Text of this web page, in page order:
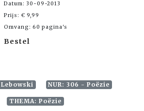
Datum: 30-09-2013
Prijs: € 9,99
Omvang: 60 pagina's
Bestel
NUR: 306 - Poëzie
THEMA: Poëzie